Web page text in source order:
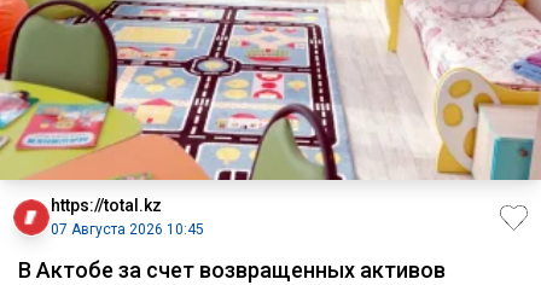
https://total.kz
07 Августа 2026 10:45
В Актобе за счет возвращенных активов